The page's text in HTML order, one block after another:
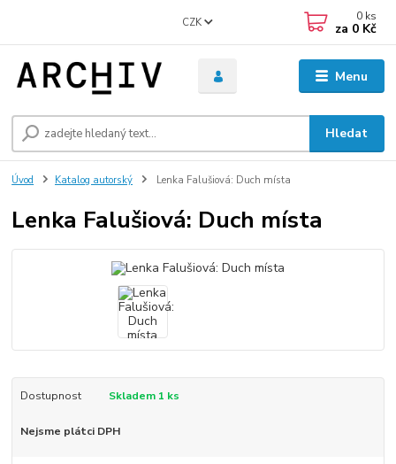
Menu
CZK
Hledat
0 ks
za 0 Kč
Úvod Katalog autorský Lenka Falušiová: Duch místa
Lenka Falušiová: Duch místa
Dostupnost Skladem 1 ks
Nejsme plátci DPH